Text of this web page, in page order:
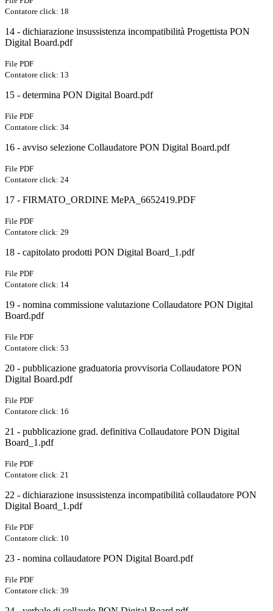
Contatore click: 18
14 - dichiarazione insussistenza incompatibilità Progettista PON
Digital Board.pdf
File PDF
Contatore click: 13
15 - determina PON Digital Board.pdf
File PDF
Contatore click: 34
16 - avviso selezione Collaudatore PON Digital Board.pdf
File PDF
Contatore click: 24
17 - FIRMATO_ORDINE MePA_6652419.PDF
File PDF
Contatore click: 29
18 - capitolato prodotti PON Digital Board_1.pdf
File PDF
Contatore click: 14
19 - nomina commissione valutazione Collaudatore PON Digital
Board.pdf
File PDF
Contatore click: 53
20 - pubblicazione graduatoria provvisoria Collaudatore PON
Digital Board.pdf
File PDF
Contatore click: 16
21 - pubblicazione grad. definitiva Collaudatore PON Digital
Board_1.pdf
File PDF
Contatore click: 21
22 - dichiarazione insussistenza incompatibilità collaudatore PON
Digital Board_1.pdf
File PDF
Contatore click: 10
23 - nomina collaudatore PON Digital Board.pdf
File PDF
Contatore click: 39